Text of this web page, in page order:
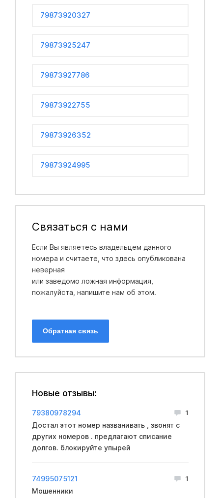
79873920327
79873925247
79873927786
79873922755
79873926352
79873924995
Связаться с нами
Если Вы являетесь владельцем данного
номера и считаете, что здесь опубликована
неверная
или заведомо ложная информация,
пожалуйста, напишите нам об этом.
Обратная связь
Новые отзывы:
79380978294 1
Достал этот номер названивать , звонят с
других номеров . предлагают списание
долгов. блокируйте упырей
74995075121 1
Мошенники